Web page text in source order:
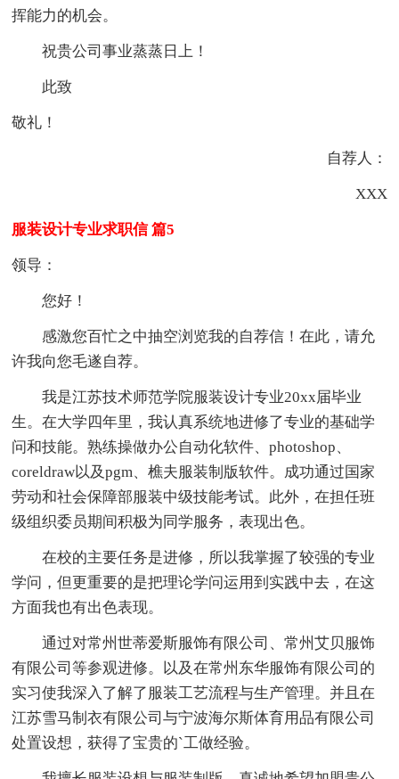
挥能力的机会。
祝贵公司事业蒸蒸日上！
此致
敬礼！
自荐人：
XXX
服装设计专业求职信 篇5
领导：
您好！
感激您百忙之中抽空浏览我的自荐信！在此，请允
许我向您毛遂自荐。
我是江苏技术师范学院服装设计专业20xx届毕业
生。在大学四年里，我认真系统地进修了专业的基础学
问和技能。熟练操做办公自动化软件、photoshop、
coreldraw以及pgm、樵夫服装制版软件。成功通过国家
劳动和社会保障部服装中级技能考试。此外，在担任班
级组织委员期间积极为同学服务，表现出色。
在校的主要任务是进修，所以我掌握了较强的专业
学问，但更重要的是把理论学问运用到实践中去，在这
方面我也有出色表现。
通过对常州世蒂爱斯服饰有限公司、常州艾贝服饰
有限公司等参观进修。以及在常州东华服饰有限公司的
实习使我深入了解了服装工艺流程与生产管理。并且在
江苏雪马制衣有限公司与宁波海尔斯体育用品有限公司
处置设想，获得了宝贵的`工做经验。